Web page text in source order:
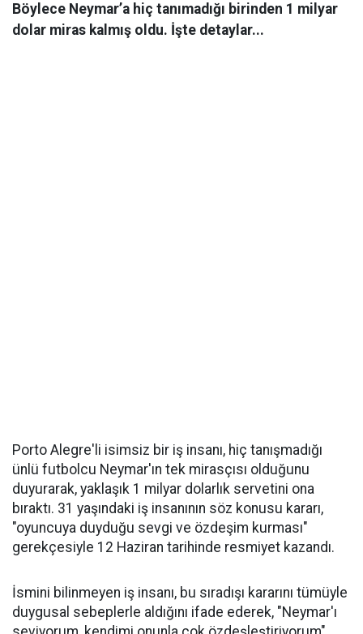
Böylece Neymar’a hiç tanımadığı birinden 1 milyar
dolar miras kalmış oldu. İşte detaylar...
Porto Alegre'li isimsiz bir iş insanı, hiç tanışmadığı
ünlü futbolcu Neymar'ın tek mirasçısı olduğunu
duyurarak, yaklaşık 1 milyar dolarlık servetini ona
bıraktı. 31 yaşındaki iş insanının söz konusu kararı,
"oyuncuya duyduğu sevgi ve özdeşim kurması"
gerekçesiyle 12 Haziran tarihinde resmiyet kazandı.
İsmini bilinmeyen iş insanı, bu sıradışı kararını tümüyle
duygusal sebeplerle aldığını ifade ederek, "Neymar'ı